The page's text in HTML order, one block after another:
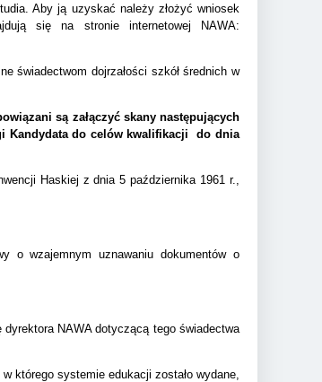
­Aby ją uzyskać należy złożyć wniosek
się na stronie internetowej NAWA:
świadectwom dojrzałości szkół średnich w
są załączyć skany następujących
Kandydata do celów kwalifikacji do dnia
Haskiej z dnia 5 października 1961 r.,
o wzajemnym uznawaniu dokumentów o
NAWA dotyczącą tego świadectwa
którego systemie edukacji zostało wydane,